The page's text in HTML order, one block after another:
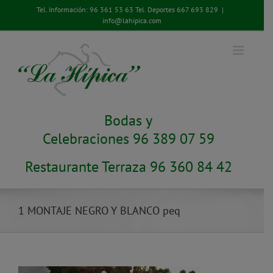
contenido
Tel. Información: 96 361 53 63 Tel. Deportes 667 693 829 |
info@lahipica.com
Bodas y
Celebraciones 96 389 07 59
Restaurante Terraza 96 360 84 42
1 MONTAJE NEGRO Y BLANCO peq